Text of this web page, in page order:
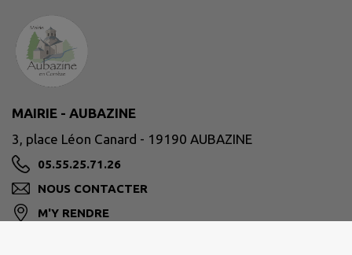
MAIRIE - AUBAZINE
3, place Léon Canard - 19190 AUBAZINE
05.55.25.71.26
NOUS CONTACTER
M'Y RENDRE